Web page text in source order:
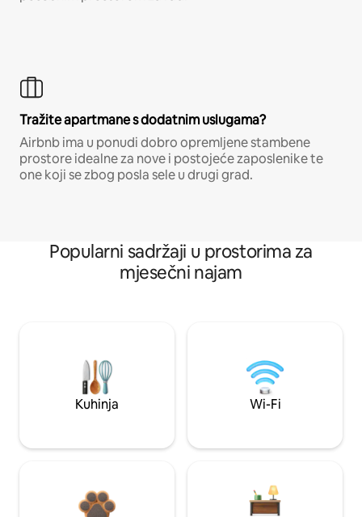
Tražite apartmane s dodatnim uslugama?
Airbnb ima u ponudi dobro opremljene stambene
prostore idealne za nove i postojeće zaposlenike te
one koji se zbog posla sele u drugi grad.
Popularni sadržaji u prostorima za
mjesečni najam
Kuhinja Wi-Fi